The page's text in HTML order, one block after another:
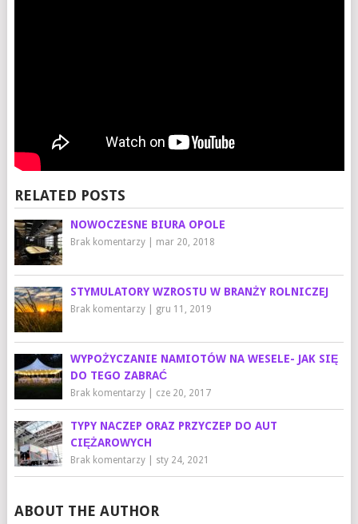
RELATED POSTS
NOWOCZESNE BIURA OPOLE
Brak komentarzy| mar 20, 2018
STYMULATORY WZROSTU W BRANŻY ROLNICZEJ
Brak komentarzy| gru 11, 2019
WYPOŻYCZANIE NAMIOTÓW NA WESELE- JAK SIĘ
DO TEGO ZABRAĆ
Brak komentarzy| cze 20, 2017
TYPY NACZEP ORAZ PRZYCZEP DO AUT
CIĘŻAROWYCH
Brak komentarzy| sty 24, 2021
ABOUT THE AUTHOR